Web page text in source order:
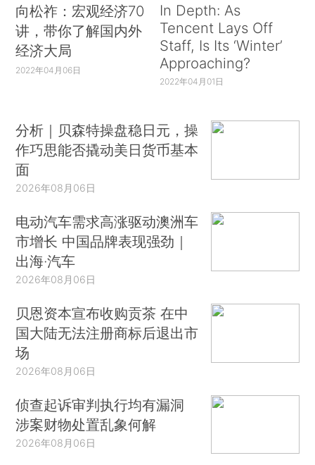
向松祚：宏观经济70
讲，带你了解国内外
经济大局
2022年04月06日
In Depth: As
Tencent Lays Off
Staff, Is Its ‘Winter’
Approaching?
2022年04月01日
分析｜贝森特操盘稳日元，操
作巧思能否撬动美日货币基本
面
2026年08月06日
电动汽车需求高涨驱动澳洲车
市增长 中国品牌表现强劲｜
出海·汽车
2026年08月06日
贝恩资本宣布收购贡茶 在中
国大陆无法注册商标后退出市
场
2026年08月06日
侦查起诉审判执行均有漏洞
涉案财物处置乱象何解
2026年08月06日